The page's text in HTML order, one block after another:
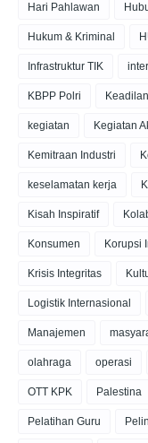
Hari Pahlawan
Hukum & Kriminal
Infrastruktur TIK
KBPP Polri
kegiatan Kegiatan
Kemitraan Industri
keselamatan kerja
Kisah Inspiratif
Konsumen Korupsi
Krisis Integritas
Logistik Internasional
Manajemen
olahraga operasi
OTT KPK Palestina
Pelatihan Guru